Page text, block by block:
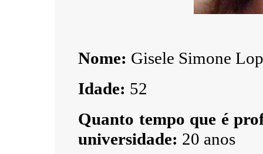
Nome: Gisele Simone
Idade: 52
Quanto tempo que é
universidade: 20 anos